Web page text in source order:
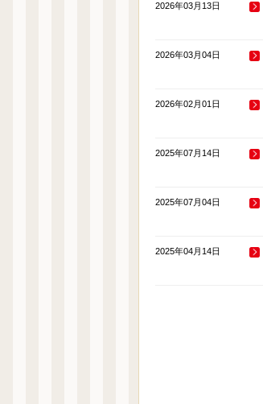
2026年03月13日
2026年03月04日
2026年02月01日
2025年07月14日
2025年07月04日
2025年04月14日